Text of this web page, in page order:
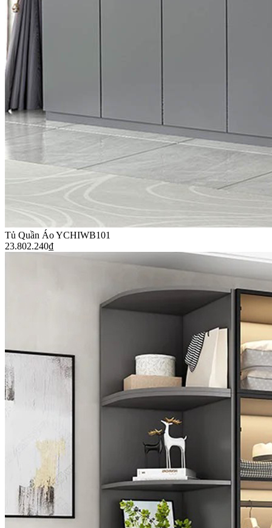
Tủ Quần Áo YCHIWB101
23.802.240₫